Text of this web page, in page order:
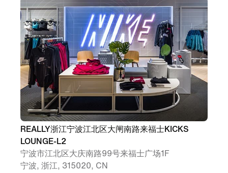
REALLY浙江宁波江北区大闸南路来福士KICKS
LOUNGE-L2
宁波市江北区大庆南路99号来福士广场1F
宁波, 浙江, 315020, CN